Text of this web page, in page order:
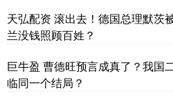
天弘配资 滚出去！德国总理默茨
兰没钱照顾百姓？
巨牛盈 曹德旺预言成真了？我国
临同一个结局？